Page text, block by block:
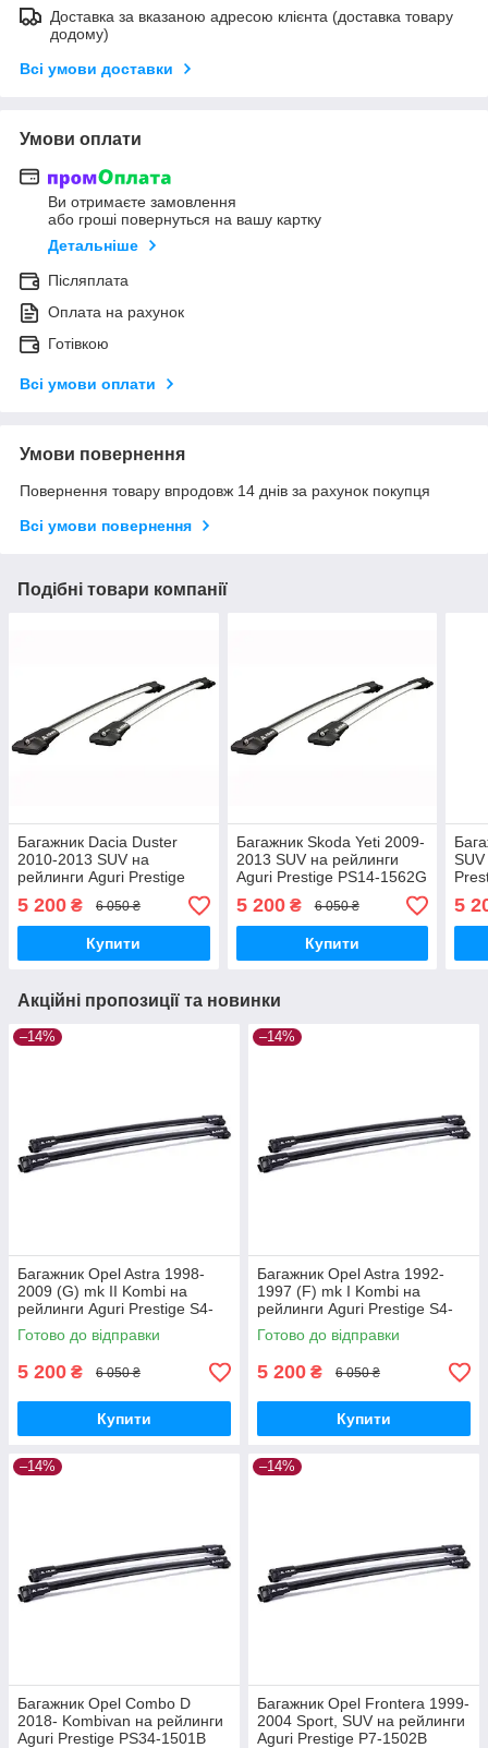
Доставка за вказаною адресою клієнта (доставка товару
додому)
Всі умови доставки
Умови оплати
Ви отримаєте замовлення
або гроші повернуться на вашу картку
Детальніше
Післяплата
Оплата на рахунок
Готівкою
Всі умови оплати
Умови повернення
Повернення товару впродовж 14 днів за рахунок покупця
Всі умови повернення
Подібні товари компанії
Багажник Dacia Duster
2010-2013 SUV на
рейлинги Aguri Prestige
5 200 ₴ 6 050 ₴
Купити
Багажник Skoda Yeti 2009-
2013 SUV на рейлинги
Aguri Prestige PS14-1562G
5 200₴ 6 050 ₴
Купити
5
Акційні пропозиції та новинки
–14%
Багажник Opel Astra 1998-
2009 (G) mk II Kombi на
рейлинги Aguri Prestige S4-
1499B
Готово до відправки
5 200 ₴ 6 050 ₴
Купити
–14%
Багажник Opel Astra 1992-
1997 (F) mk I Kombi на
рейлинги Aguri Prestige S4-
1500B
Готово до відправки
5 200 ₴ 6 050 ₴
Купити
–14%
Багажник Opel Combo D
2018- Kombivan на рейлинги
Aguri Prestige PS34-1501B
–14%
Багажник Opel Frontera 1999-
2004 Sport, SUV на рейлинги
Aguri Prestige P7-1502B